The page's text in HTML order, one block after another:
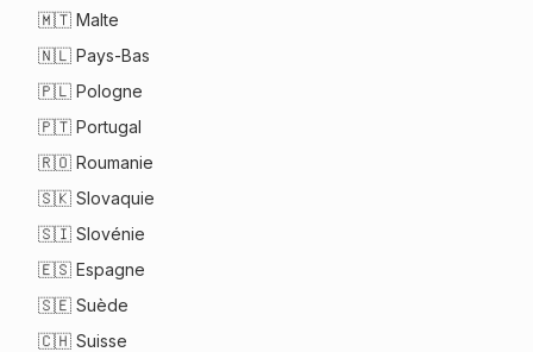
🇲🇹 Malte
🇳🇱 Pays-Bas
🇵🇱 Pologne
🇵🇹 Portugal
🇷🇴 Roumanie
🇸🇰 Slovaquie
🇸🇮 Slovénie
🇪🇸 Espagne
🇸🇪 Suède
🇨🇭 Suisse